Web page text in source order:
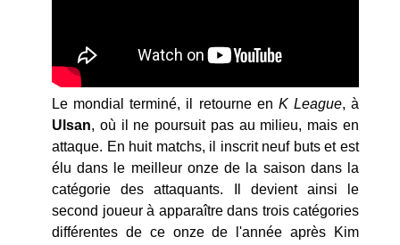
Le mondial terminé, il retourne en K League, à
Ulsan, où il ne poursuit pas au milieu, mais en
attaque. En huit matchs, il inscrit neuf buts et est
élu dans le meilleur onze de la saison dans la
catégorie des attaquants. Il devient ainsi le
second joueur à apparaître dans trois catégories
différentes de ce onze de l'année après Kim